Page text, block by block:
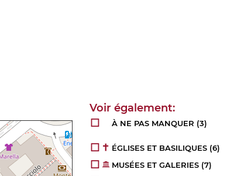
À NE PAS MANQUER (3)
ÉGLISES ET BASILIQUES (6)
MUSÉES ET GALERIES (7)